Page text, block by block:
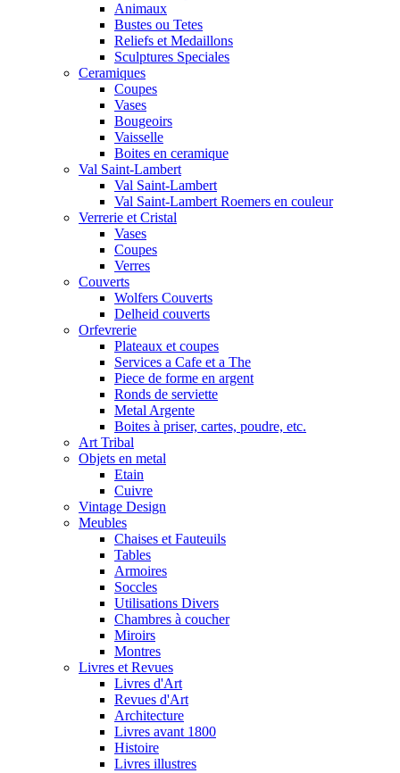
Animaux
Bustes ou Tetes
Reliefs et Medaillons
Sculptures Speciales
Ceramiques
Coupes
Vases
Bougeoirs
Vaisselle
Boites en ceramique
Val Saint-Lambert
Val Saint-Lambert
Val Saint-Lambert Roemers en couleur
Verrerie et Cristal
Vases
Coupes
Verres
Couverts
Wolfers Couverts
Delheid couverts
Orfevrerie
Plateaux et coupes
Services a Cafe et a The
Piece de forme en argent
Ronds de serviette
Metal Argente
Boites à priser, cartes, poudre, etc.
Art Tribal
Objets en metal
Etain
Cuivre
Vintage Design
Meubles
Chaises et Fauteuils
Tables
Armoires
Soccles
Utilisations Divers
Chambres à coucher
Miroirs
Montres
Livres et Revues
Livres d'Art
Revues d'Art
Architecture
Livres avant 1800
Histoire
Livres illustres